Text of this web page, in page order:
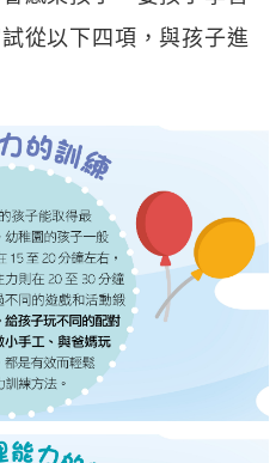
從以下四項，與孩子進